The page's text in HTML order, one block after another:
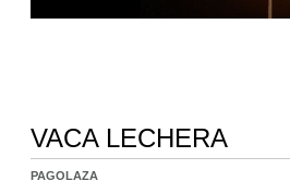
VACA LECHERA
PAGOLAZA